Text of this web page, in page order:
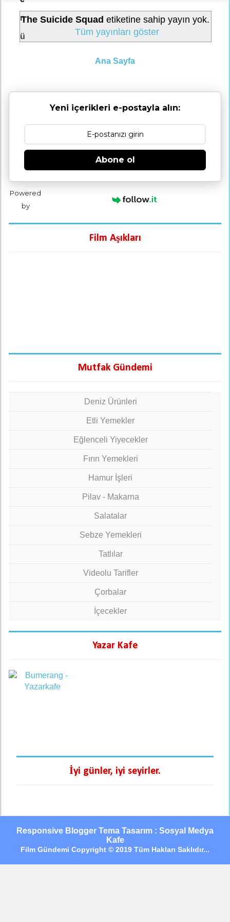
n
ü
The Suicide Squad etiketine sahip yayın yok.
Tüm yayınları göster
Ana Sayfa
Yeni içerikleri e-postayla alın:
Abone ol
Powered
by
Film Aşıkları
Mutfak Gündemi
Deniz Ürünleri
Etli Yemekler
Eğlenceli Yiyecekler
Fırın Yemekleri
Hamur İşleri
Pilav - Makarna
Salatalar
Sebze Yemekleri
Tatlılar
Videolu Tarifler
Çorbalar
İçecekler
Yazar Kafe
İyi günler, iyi seyirler.
Responsive Blogger Tema Tasarım : Sosyal Medya
Kafe
Film Gündemi Copyright © 2019 Tüm Hakları Saklıdır...